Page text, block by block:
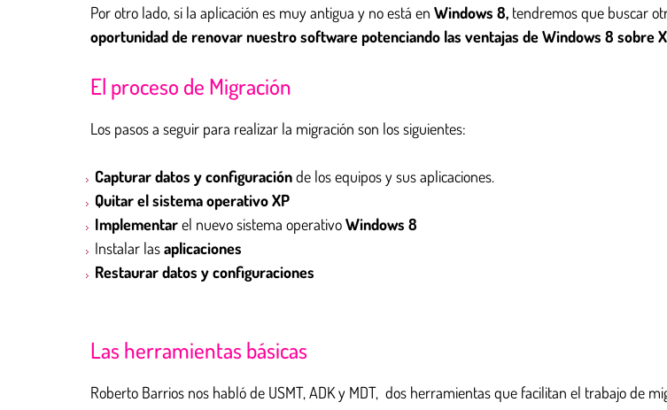
Por otro lado, si la aplicación es muy antigua y no está en Windows 8, tendremos que buscar
oportunidad de renovar nuestro software potenciando las ventajas de Windows 8 sobre
El proceso de Migración
Los pasos a seguir para realizar la migración son los siguientes:
Capturar datos y configuraciónde los equipos y sus aplicaciones.
Quitar el sistema operativo XP
Implementarel nuevo sistema operativoWindows 8
Instalar lasaplicaciones
Restaurar datos y configuraciones
Las herramientas básicas
Roberto Barrios nos habló de USMT, ADK y MDT, dos herramientas que facilitan el trabajo de